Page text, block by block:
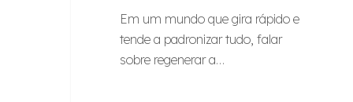
Em um mundo que gira rápido e
tende a padronizar tudo, falar
sobre regenerar a…